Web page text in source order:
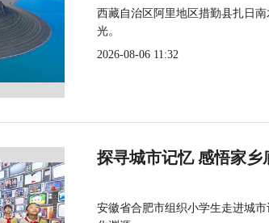
西藏自治区阿里地区措勤县扎日
光。
2026-08-06 11:32
探寻城市记忆 感悟家乡
安徽省合肥市组织小学生走进城